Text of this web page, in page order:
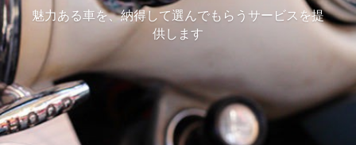
魅力ある車を、納得して選んでもらうサービスを提
供します